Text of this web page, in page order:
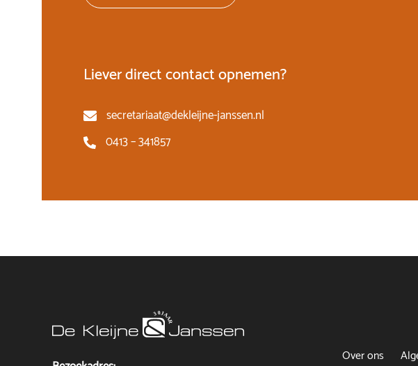
Liever direct contact opnemen?
secretariaat@dekleijne-janssen.nl
0413 – 341857
Over ons